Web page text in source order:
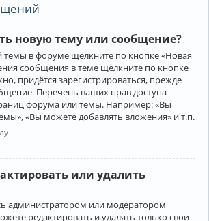
новую тему или сообщение?
темы в форуме щёлкните по кнопке «Новая
сообщения в теме щёлкните по кнопке
придётся зарегистрироваться, прежде
Перечень ваших прав доступа
форума или темы. Например: «Вы
«Вы можете добавлять вложения» и т.п.
или удалить
администратором или модератором
редактировать и удалять только свои